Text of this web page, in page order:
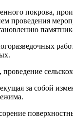
покрова,
проведения
за собой